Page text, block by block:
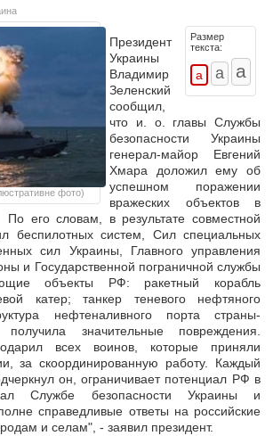
фото)
Размер
текста:
Президент
Украины
Владимир
Зеленский
сообщил,
что и. о. главы Службы
безопасности Украины
генерал-майор Евгений
Хмара доложил ему об
успешном поражении
вражеских объектов в
его словам, в результате совместной
беспилотных систем, Сил специальных
сил Украины, Главного управления
и Государственной пограничной службы
объекты РФ: ракетный корабль
катер; танкер теневого нефтяного
нефтеналивного порта страны-
значительные повреждения.
всех воинов, которые приняли
за скоординированную работу. Каждый
он, ограничивает потенциал РФ в
Службе безопасности Украины и
справедливые ответы на российские
и селам", - заявил президент.